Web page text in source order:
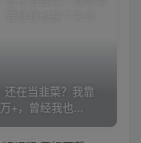
在当韭菜？我靠
+，曾经我也...